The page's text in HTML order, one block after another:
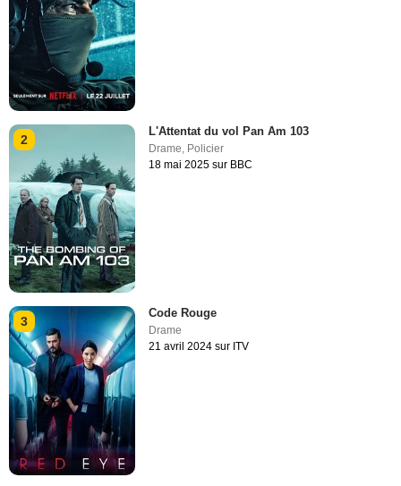
2
L'Attentat du vol Pan Am 103
Drame, Policier
18 mai 2025 sur BBC
3
Code Rouge
Drame
21 avril 2024 sur ITV